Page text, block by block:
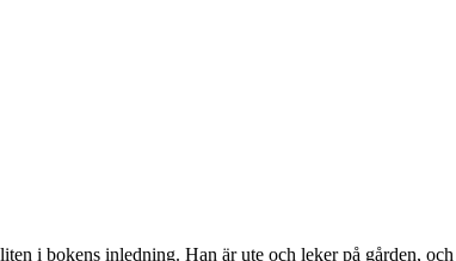
i bokens inledning. Han är ute och leker på gården,